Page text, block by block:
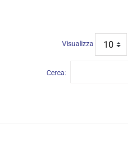
Visualizza
Cerca: